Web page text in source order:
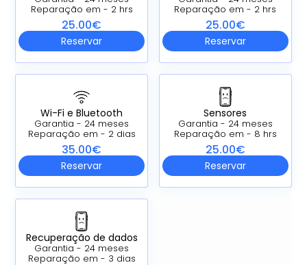
Reparação em - 2 hrs
25.00€
Reservar
Reparação em - 2 hrs
25.00€
Reservar
Wi-Fi e Bluetooth
Garantia - 24 meses
Reparação em - 2 dias
35.00€
Reservar
Sensores
Garantia - 24 meses
Reparação em - 8 hrs
25.00€
Reservar
Recuperação de dados
Garantia - 24 meses
Reparação em - 3 dias